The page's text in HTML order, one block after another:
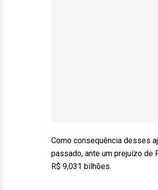
Como consequência desses
passado, ante um prejuízo de
R$ 9,031 bilhões.